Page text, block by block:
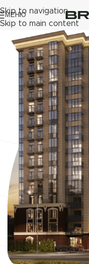
Skip to navigation
Skip to main content
МЕНЮ